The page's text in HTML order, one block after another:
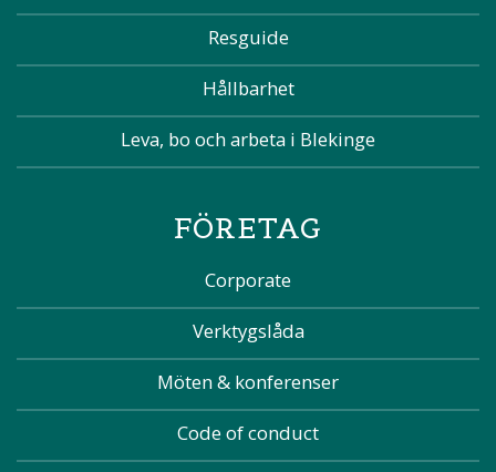
Resguide
Hållbarhet
Leva, bo och arbeta i Blekinge
FÖRETAG
Corporate
Verktygslåda
Möten & konferenser
Code of conduct